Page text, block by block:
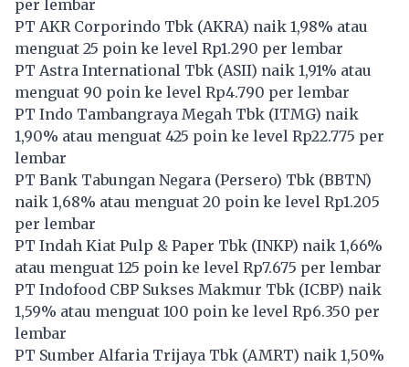
per lembar
PT AKR Corporindo Tbk (AKRA) naik 1,98% atau
menguat 25 poin ke level Rp1.290 per lembar
PT Astra International Tbk (ASII) naik 1,91% atau
menguat 90 poin ke level Rp4.790 per lembar
PT Indo Tambangraya Megah Tbk (ITMG) naik
1,90% atau menguat 425 poin ke level Rp22.775 per
lembar
PT Bank Tabungan Negara (Persero) Tbk (BBTN)
naik 1,68% atau menguat 20 poin ke level Rp1.205
per lembar
PT Indah Kiat Pulp & Paper Tbk (INKP) naik 1,66%
atau menguat 125 poin ke level Rp7.675 per lembar
PT Indofood CBP Sukses Makmur Tbk (ICBP) naik
1,59% atau menguat 100 poin ke level Rp6.350 per
lembar
PT Sumber Alfaria Trijaya Tbk (AMRT) naik 1,50%